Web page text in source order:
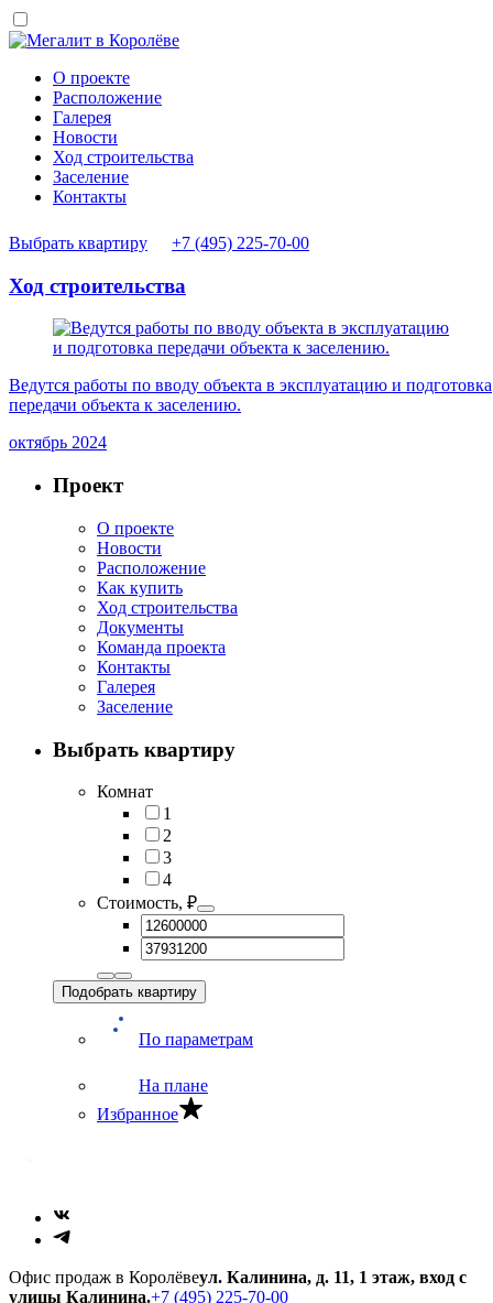
О проекте
Расположение
Галерея
Новости
Ход строительства
Заселение
Контакты
Выбрать квартиру +7 (495) 225-70-00
Ход строительства
Ведутся работы по вводу объекта в эксплуатацию и подготовка
передачи объекта к заселению.
октябрь 2024
Проект
О проекте
Новости
Расположение
Как купить
Ход строительства
Документы
Команда проекта
Контакты
Галерея
Заселение
Выбрать квартиру
Комнат
1
2
3
4
Стоимость, ₽
Подобрать квартиру
По параметрам
На плане
Избранное
Офис продаж в Королёвеул. Калинина, д. 11, 1 этаж, вход с
улицы Калинина.+7 (495) 225-70-00